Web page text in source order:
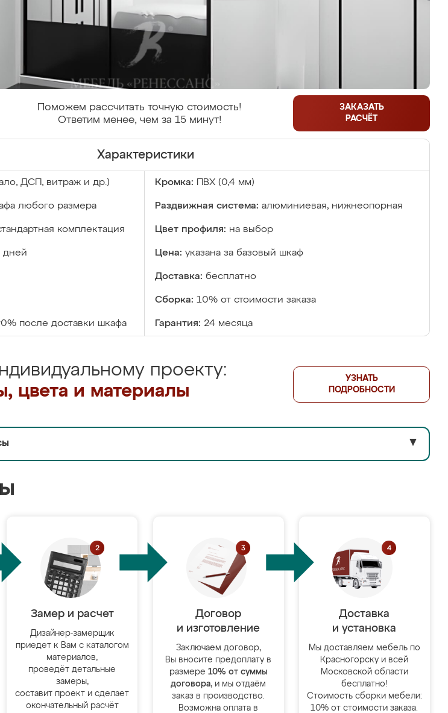
Поможем рассчитать точную стоимость!
Ответим менее, чем за 15 минут!
ЗАКАЗАТЬ
РАСЧЁТ
Характеристики
ДСП, витраж и др.) Кромка: ПВХ (0,4 мм)
любого размера Раздвижная система: алюминиевая, нижнеопорная
комплектация Цвет профиля: на выбор
дней Цена: указана за базовый шкаф
Доставка: бесплатно
Сборка: 10% от стоимости заказа
после доставки шкафа Гарантия: 24 месяца
проекту:
цвета и материалы
УЗНАТЬ
ПОДРОБНОСТИ
▼
Замер и расчет
Дизайнер-замерщик
приедет к Вам с каталогом
материалов,
проведёт детальные
замеры,
составит проект и сделает
окончательный расчёт
Договор
и изготовление
Заключаем договор,
Вы вносите предоплату в
размере 10% от суммы
договора, и мы отдаём
заказ в производство.
Возможна оплата в
Доставка
и установка
Мы доставляем мебель по
Красногорску и всей
Московской области
бесплатно!
Стоимость сборки мебели:
10% от стоимости заказа.